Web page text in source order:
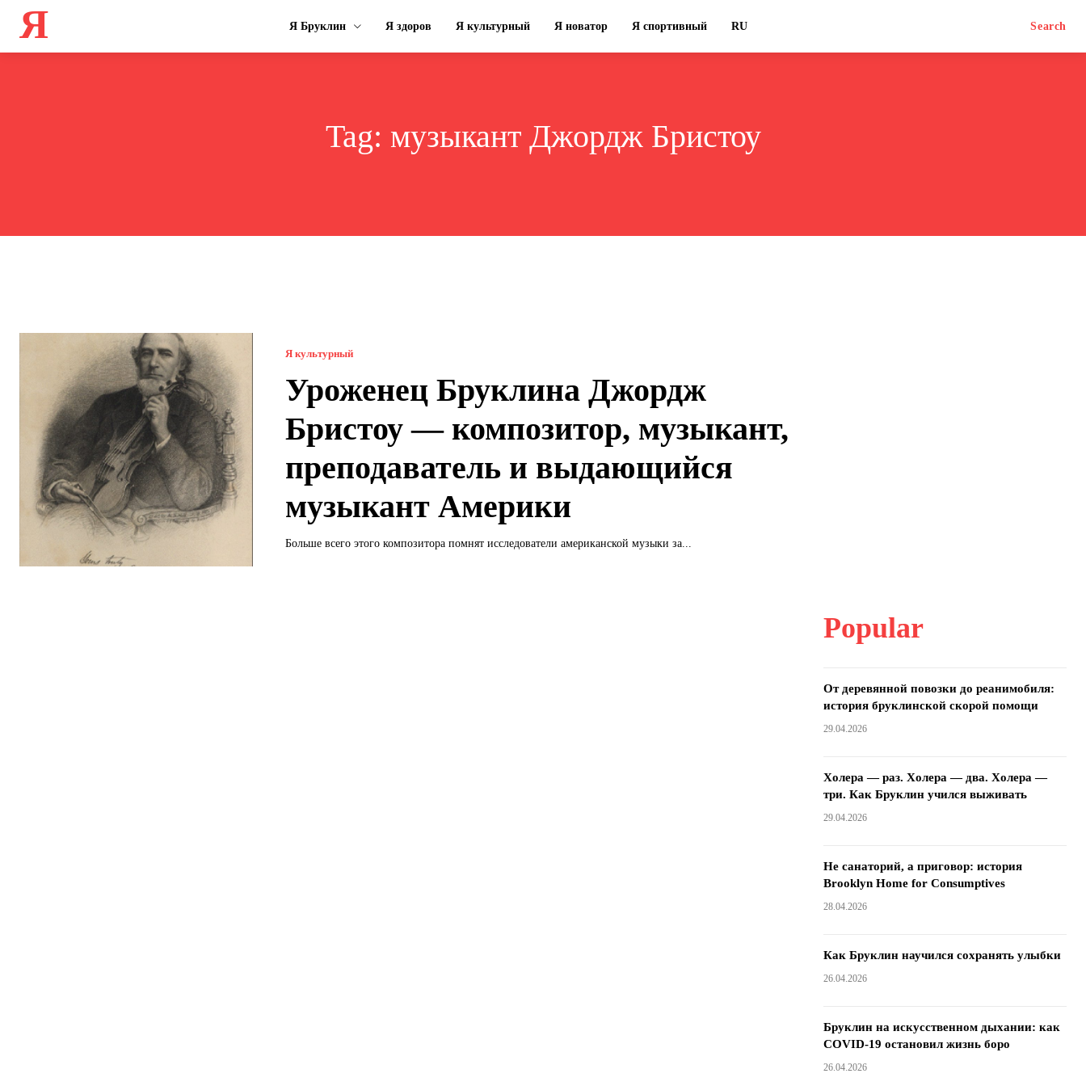
Я Я Бруклин Я здоров Я культурный Я новатор Я спортивный RU Search
Tag: музыкант Джордж Бристоу
Я культурный
Уроженец Бруклина Джордж
Бристоу — композитор, музыкант,
преподаватель и выдающийся
музыкант Америки
Больше всего этого композитора помнят исследователи американской музыки за...
Popular
От деревянной повозки до реанимобиля:
история бруклинской скорой помощи
29.04.2026
Холера — раз. Холера — два. Холера —
три. Как Бруклин учился выживать
29.04.2026
Не санаторий, а приговор: история
Brooklyn Home for Consumptives
28.04.2026
Как Бруклин научился сохранять улыбки
26.04.2026
Бруклин на искусственном дыхании: как
COVID-19 остановил жизнь боро
26.04.2026